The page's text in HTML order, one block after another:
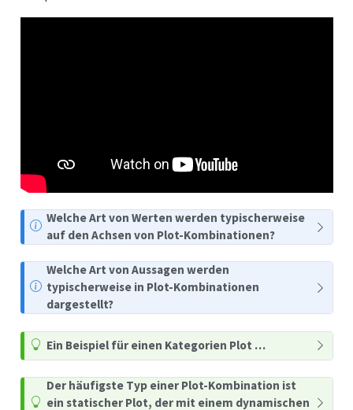
Welche Art von Werten werden typischerweise
auf den Achsen von Plot-Kombinationen?
Welche Art von Aussagen werden
typischerweise in Plot-Kombinationen
dargestellt?
Ein Beispiel für einen Kategorien Plot …
Der häufigste Typ einer Plot-Kombination ist
ein statischer Plot, der mit einem dynamischen